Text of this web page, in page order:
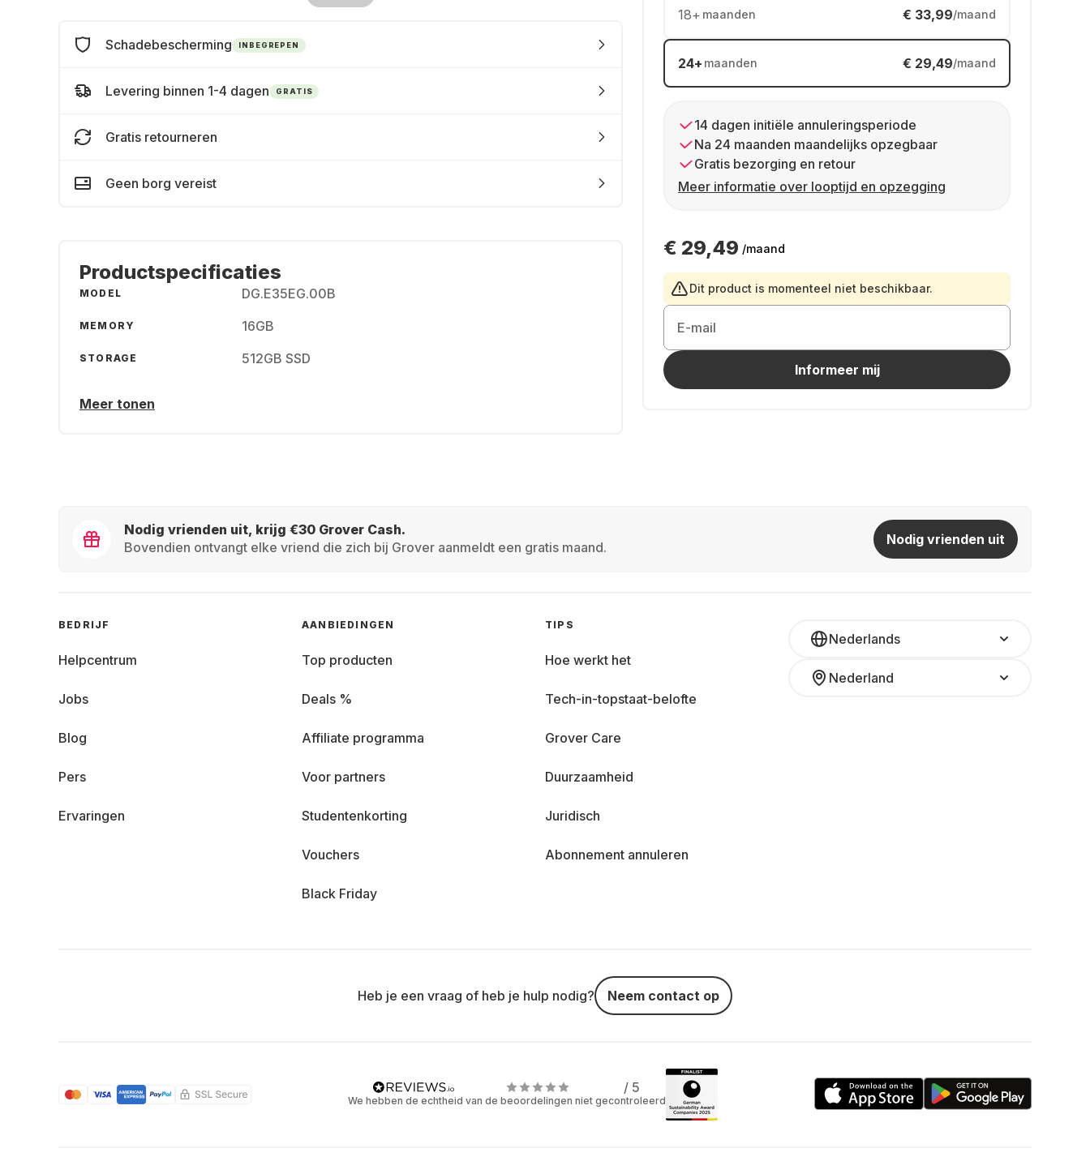
18+ maanden € 33,99/maand
24+ maanden € 29,49/maand
14 dagen initiële annuleringsperiode
Na 24 maanden maandelijks opzegbaar
Gratis bezorging en retour
Meer informatie over looptijd en opzegging
€ 29,49 /maand
Dit product is momenteel niet beschikbaar.
E-mail
Informeer mij
Schadebescherming INBEGREPEN
Levering binnen 1-4 dagen GRATIS
Gratis retourneren
Geen borg vereist
Productspecificaties
MODEL DG.E35EG.00B
MEMORY 16GB
STORAGE 512GB SSD
Meer tonen
Nodig vrienden uit, krijg €30 Grover Cash.
Bovendien ontvangt elke vriend die zich bij Grover aanmeldt een gratis maand.
Nodig vrienden uit
Nederlands
Nederland
BEDRIJF
Helpcentrum
Jobs
Blog
Pers
Ervaringen
AANBIEDINGEN
Top producten
Deals %
Affiliate programma
Voor partners
Studentenkorting
Vouchers
Black Friday
TIPS
Hoe werkt het
Tech-in-topstaat-belofte
Grover Care
Duurzaamheid
Juridisch
Abonnement annuleren
Heb je een vraag of heb je hulp nodig? Neem contact op
/ 5
We hebben de echtheid van de beoordelingen niet gecontroleerd